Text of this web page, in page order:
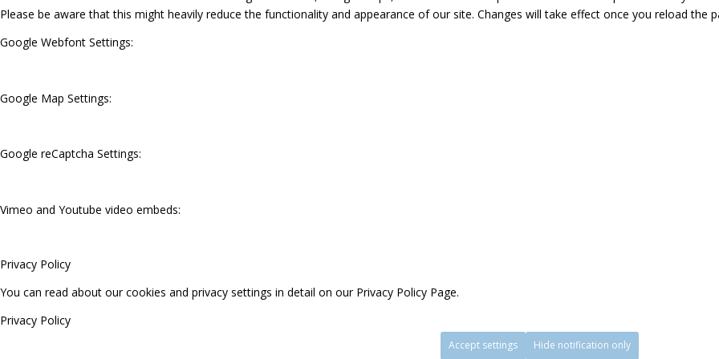
Please be aware that this might heavily reduce the functionality and appearance of our site. Changes will take effect once you reload the
Google Webfont Settings:
Google Map Settings:
Google reCaptcha Settings:
Vimeo and Youtube video embeds:
Privacy Policy
You can read about our cookies and privacy settings in detail on our Privacy Policy Page.
Privacy Policy
Accept settings Hide notification only